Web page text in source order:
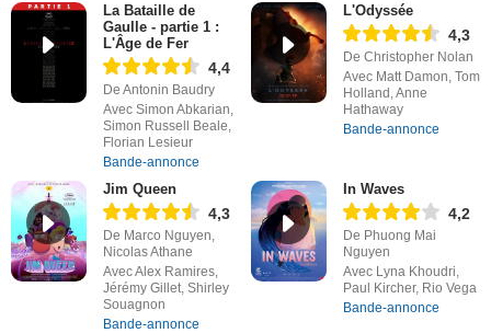
La Bataille de
Gaulle - partie 1 :
L'Âge de Fer
4,4
De Antonin Baudry
Avec Simon Abkarian,
Simon Russell Beale,
Florian Lesieur
Bande-annonce
L'Odyssée
4,3
De Christopher Nolan
Avec Matt Damon, Tom
Holland, Anne
Hathaway
Bande-annonce
Jim Queen
4,3
De Marco Nguyen,
Nicolas Athane
Avec Alex Ramires,
Jérémy Gillet, Shirley
Souagnon
Bande-annonce
In Waves
4,2
De Phuong Mai
Nguyen
Avec Lyna Khoudri,
Paul Kircher, Rio Vega
Bande-annonce